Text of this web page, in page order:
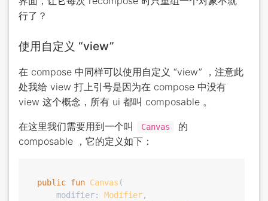
行了？
使用自定义 “view”
在 compose 中同样可以使用自定义 “view” ，注意此
处我给 view 打上引号是因为在 compose 中没有
view 这个概念，所有 ui 都叫 composable 。
在这里我们需要用到一个叫 Canvas
的
composable ，它的定义如下：
public fun Canvas (
    modifier:
Modifier,